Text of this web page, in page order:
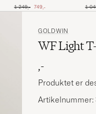
Ordinær pris
1 249,- Nedsatt pris
749,- 1
GOLDWIN
WF Light
,-
Produktet er
Artikelnummer: